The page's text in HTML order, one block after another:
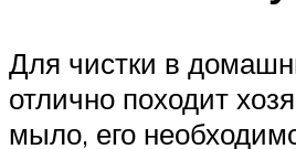
Для чистки в
отлично походит
мыло, его